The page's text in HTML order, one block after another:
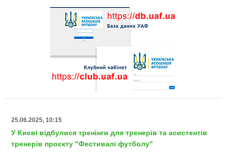
25.06.2025, 10:15
У Києві відбулися тренінги для тренерів та асистентів
тренерів проєкту "Фестивалі футболу"